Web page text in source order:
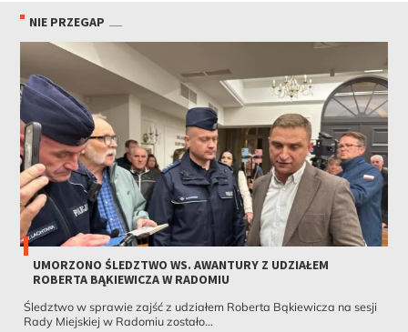
NIE PRZEGAP
UMORZONO ŚLEDZTWO WS. AWANTURY Z UDZIAŁEM
ROBERTA BĄKIEWICZA W RADOMIU
Śledztwo w sprawie zajść z udziałem Roberta Bąkiewicza na sesji
Rady Miejskiej w Radomiu zostało...